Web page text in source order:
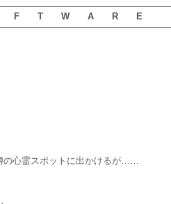
F T W A R E
の心霊スポットに出かけるが……